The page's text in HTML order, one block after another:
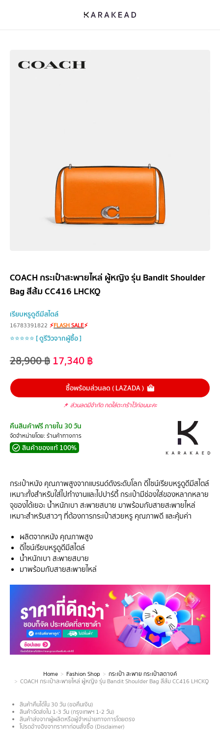
COACH กระเป๋าสะพายไหล่ ผู้หญิง รุ่น Bandit Shoulder
Bag สีส้ม CC416 LHCKQ
เรียบหรูดูดีมีสไตล์
16783391822 ⚡FLASHSALE⚡
⭐⭐⭐⭐⭐ [ ดูรีวิวจากผู้ซื้อ ]
28,900฿ 17,340฿
ซื้อพร้อมส่วนลด ( LAZADA )
📌 ส่วนลดมีจำกัด กดใส่ตะกร้าไว้ก่อนนะคะ
คืนสินค้าฟรี ภายใน 30 วัน
จัดจำหน่ายโดย: ร้านค้าทางการ
สินค้าของแท้ 100%
กระเป๋าหนัง คุณภาพสูงจากแบรนด์ดังระดับโลก ดีไซน์เรียบหรูดูดีมีสไตล์
เหมาะทั้งสำหรับใส่ไปทำงานและไปปาร์ตี้ กระเป๋ามีช่องใส่ของหลากหลาย
จุของได้เยอะ น้ำหนักเบา สะพายสบาย มาพร้อมกับสายสะพายไหล่
เหมาะสำหรับสาวๆ ที่ต้องการกระเป๋าสวยหรู คุณภาพดี และคุ้มค่า
ผลิตจากหนัง คุณภาพสูง
ดีไซน์เรียบหรูดูดีมีสไตล์
น้ำหนักเบา สะพายสบาย
มาพร้อมกับสายสะพายไหล่
You are here:
Home Fashion Shop
กระเป๋า สะพาย กระเป๋าสตางค์
COACH กระเป๋าสะพายไหล่ ผู้หญิง รุ่น Bandit Shoulder Bag สีส้ม CC416 LHCKQ
สินค้าคืนได้ใน 30 วัน (ขอคืนเงิน)
สินค้าจัดส่งใน 1-3 วัน (กรุงเทพฯ 1-2 วัน)
สินค้าส่งจากผู้ผลิตหรือผู้จำหน่ายทางการโดยตรง
โปรดอ้างอิงจากราคาก่อนสั่งซื้อ (Disclaimer)